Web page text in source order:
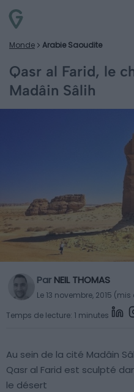
Monde Arabie Saoudite
Qasr al Farid, le
Madâin Sâlih
Par NEIL THOMAS
Le 13 novembre, 2015
Temps de lecture: 1 minutes
Au sein de la cité Madâin
Qasr al Farid est sculpté
le désert